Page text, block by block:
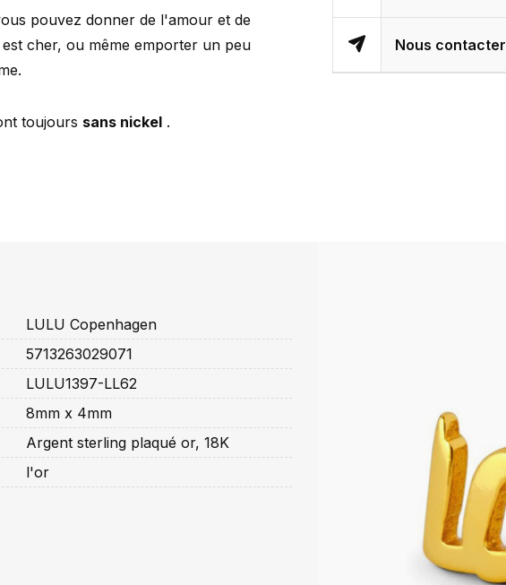
pouvez donner de l'amour et de
cher, ou même emporter un peu
toujours sans nickel .
Nous contacter
LULU Copenhagen
5713263029071
LULU1397-LL62
8mm x 4mm
Argent sterling plaqué or, 18K
l'or